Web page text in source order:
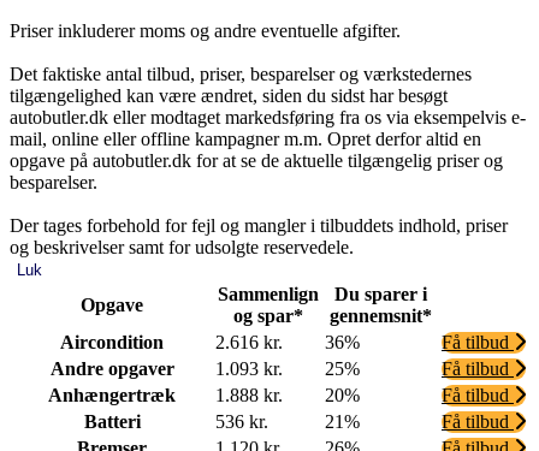
Priser inkluderer moms og andre eventuelle afgifter.
Det faktiske antal tilbud, priser, besparelser og værkstedernes
tilgængelighed kan være ændret, siden du sidst har besøgt
autobutler.dk eller modtaget markedsføring fra os via eksempelvis e-
mail, online eller offline kampagner m.m. Opret derfor altid en
opgave på autobutler.dk for at se de aktuelle tilgængelig priser og
besparelser.
Der tages forbehold for fejl og mangler i tilbuddets indhold, priser
og beskrivelser samt for udsolgte reservedele.
Luk
Opgave
Sammenlign
og spar*
Du sparer i
gennemsnit*
Aircondition
2.616 kr. 36%
Få tilbud
Andre opgaver
1.093 kr. 25%
Få tilbud
Anhængertræk
1.888 kr. 20%
Få tilbud
Batteri
536 kr. 21%
Få tilbud